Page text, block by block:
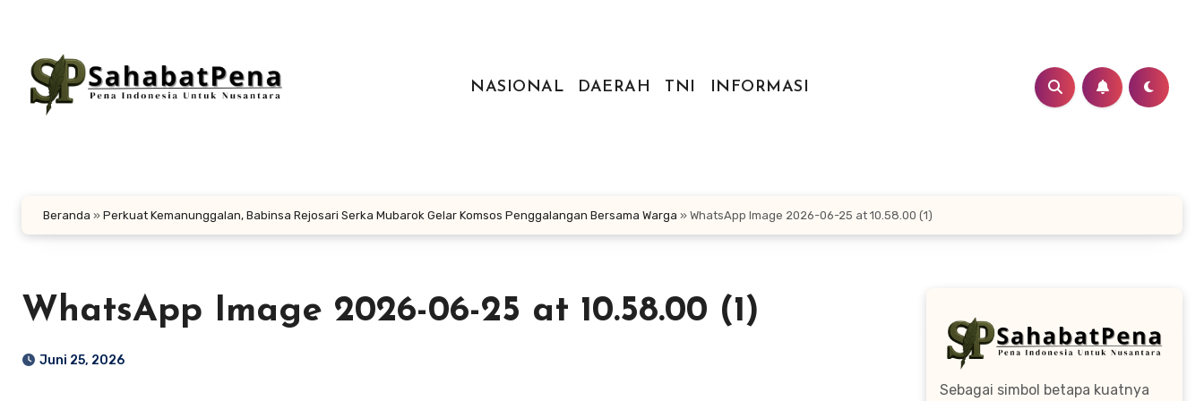
konten
NASIONAL
DAERAH TNI INFORMASI
Beranda » Perkuat Kemanunggalan, Babinsa Rejosari Serka Mubarok Gelar Komsos Penggalangan Bersama Warga » WhatsApp Image 2026-06-25 at 10.58.00 (1)
WhatsApp Image 2026-06-25 at 10.58.00 (1)
Juni 25, 2026
Sebagai simbol betapa kuatnya